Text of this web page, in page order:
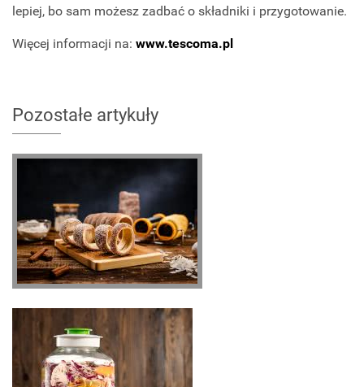
lepiej, bo sam możesz zadbać o składniki i przygotowanie.
Więcej informacji na: www.tescoma.pl
Pozostałe artykuły